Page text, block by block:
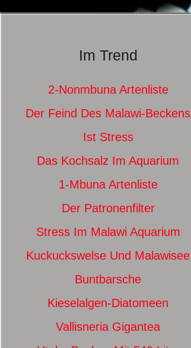
Im Trend
2-Nonmbuna Artenliste
Der Feind Des Malawi-Beckens
Ist Stress
Das Kochsalz Im Aquarium
1-Mbuna Artenliste
Der Patronenfilter
Stress Im Malawi Aquarium
Kuckuckswelse Und Malawisee
Buntbarsche
Kieselalgen-Diatomeen
Vallisneria Gigantea